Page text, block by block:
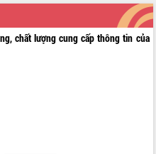
chất lượng cung cấp thông tin của